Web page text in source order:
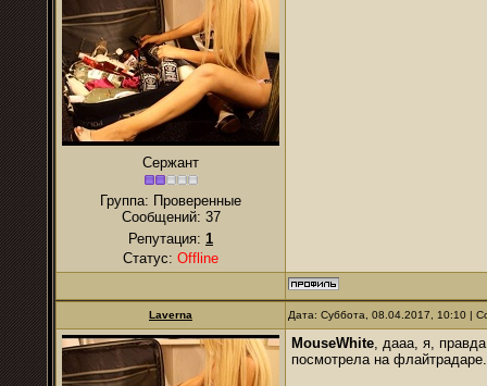
Сержант
Группа: Проверенные
Сообщений: 37
Репутация: 1
Статус: Offline
Laverna Дата: Суббота, 08.04.2017, 10:10 |
MouseWhite, дааа, я,
посмотрела на